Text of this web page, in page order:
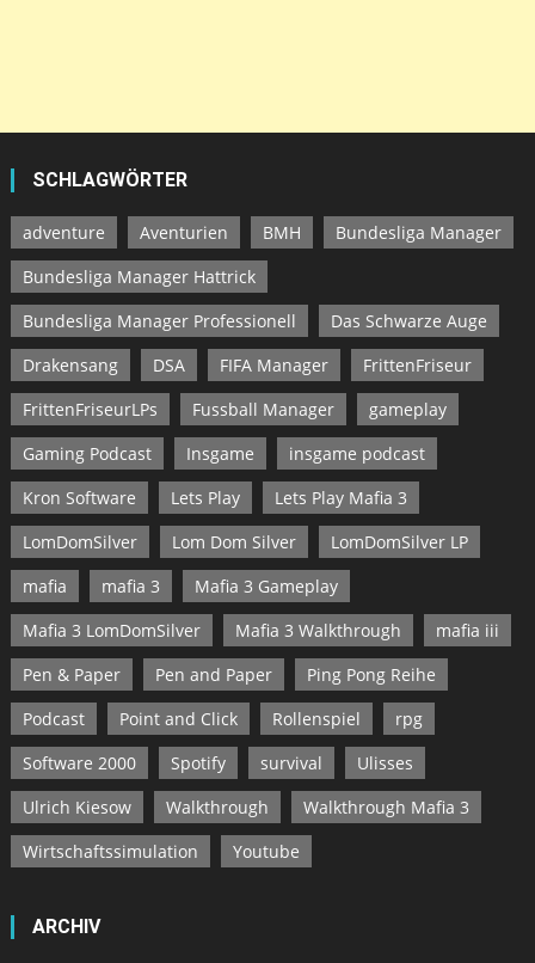
SCHLAGWÖRTER
adventure Aventurien BMH
Bundesliga Manager
Bundesliga Manager Hattrick
Bundesliga Manager Professionell
Das Schwarze Auge
Drakensang
DSA FIFA Manager
FrittenFriseur
FrittenFriseurLPs
Fussball Manager
gameplay
Gaming Podcast
Insgame
insgame podcast
Kron Software
Lets Play
Lets Play Mafia 3
LomDomSilver
Lom Dom Silver
LomDomSilver LP
mafia
mafia 3
Mafia 3 Gameplay
Mafia 3 LomDomSilver
Mafia 3 Walkthrough
mafia iii
Pen & Paper
Pen and Paper
Ping Pong Reihe
Podcast
Point and Click Rollenspiel
rpg
Software 2000
Spotify survival
Ulisses
Ulrich Kiesow
Walkthrough
Walkthrough Mafia 3
Wirtschaftssimulation
Youtube
ARCHIV